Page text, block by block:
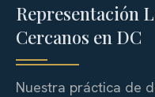
Representación
Cercanos en DC
Nuestra práctica de